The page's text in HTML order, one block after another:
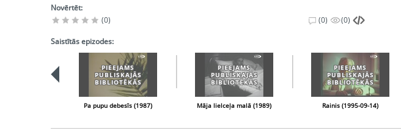
Novērtēt:
(0)
(0) (0)
Saistītās epizodes:
PIEEJAMS
PUBLISKAJĀS
BIBLIOTĒKĀS
Pa pupu debesīs (1987)
PIEEJAMS
PUBLISKAJĀS
BIBLIOTĒKĀS
Māja lielceļa malā (1989)
PIEEJAMS
PUBLISKAJĀS
BIBLIOTĒKĀS
Rainis (1995-09-14)